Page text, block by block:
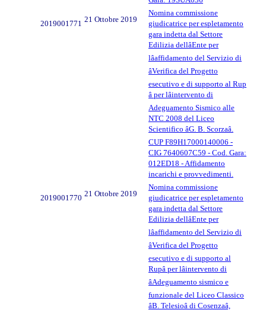
2019001771 21 Ottobre 2019
Nomina commissione
giudicatrice per espletamento
gara indetta dal Settore
Edilizia dellâEnte per
lâaffidamento del Servizio di
âVerifica del Progetto
esecutivo e di supporto al Rup
â per lâintervento di
Adeguamento Sismico alle
NTC 2008 del Liceo
Scientifico âG. B. Scorzaâ.
CUP F89H17000140006 -
CIG 7640607C59 - Cod. Gara:
012ED18 - Affidamento
incarichi e provvedimenti.
2019001770 21 Ottobre 2019
Nomina commissione
giudicatrice per espletamento
gara indetta dal Settore
Edilizia dellâEnte per
lâaffidamento del Servizio di
âVerifica del Progetto
esecutivo e di supporto al
Rupâ per lâintervento di
âAdeguamento sismico e
funzionale del Liceo Classico
âB. Telesioâ di Cosenzaâ,